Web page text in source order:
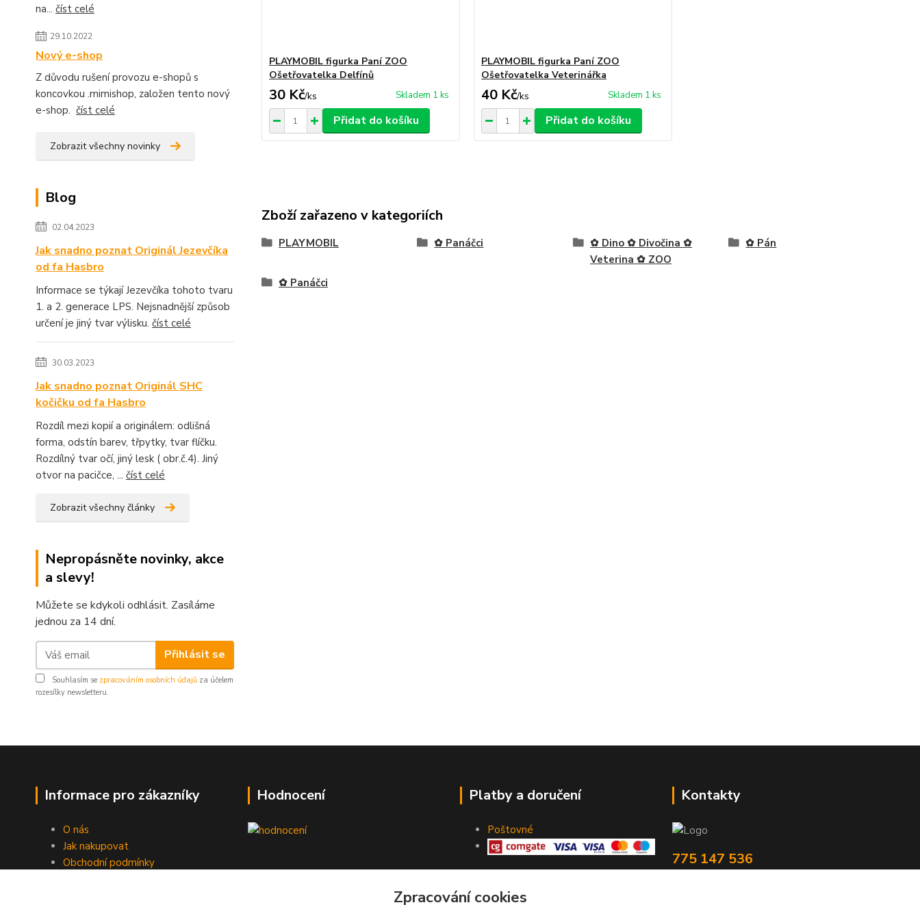
na... číst celé
29.10.2022
Nový e-shop
Z důvodu rušení provozu e-shopů s
koncovkou .mimishop, založen tento nový
e-shop. číst celé
Zobrazit všechny novinky
Blog
02.04.2023
Jak snadno poznat Originál Jezevčíka
od fa Hasbro
Informace se týkají Jezevčíka tohoto tvaru
1. a 2. generace LPS. Nejsnadnější způsob
určení je jiný tvar výlisku. číst celé
30.03.2023
Jak snadno poznat Originál SHC
kočičku od fa Hasbro
Rozdíl mezi kopií a originálem: odlišná
forma, odstín barev, třpytky, tvar flíčku.
Rozdílný tvar očí, jiný lesk ( obr.č.4). Jiný
otvor na pacičce, ... číst celé
Zobrazit všechny články
Nepropásněte novinky, akce
a slevy!
Můžete se kdykoli odhlásit. Zasíláme
jednou za 14 dní.
Přihlásit se
Souhlasím se zpracováním osobních údajů za účelem
rozesílky newsletteru.
PLAYMOBIL figurka Paní ZOO
Ošetřovatelka Delfínů
30 Kč/ks Skladem 1 ks
Přidat do košíku
PLAYMOBIL figurka Paní ZOO
Ošetřovatelka Veterinářka
40 Kč/ks Skladem 1 ks
Přidat do košíku
Zboží zařazeno v kategoriích
PLAYMOBIL ✿ Panáčci
✿ Dino ✿ Divočina ✿
Veterina ✿ ZOO
✿ Pán
✿ Panáčci
Informace pro zákazníky
O nás
Jak nakupovat
Obchodní podmínky
Hodnocení Platby a doručení
Poštovné
Kontakty
775 147 536
Zpracování cookies